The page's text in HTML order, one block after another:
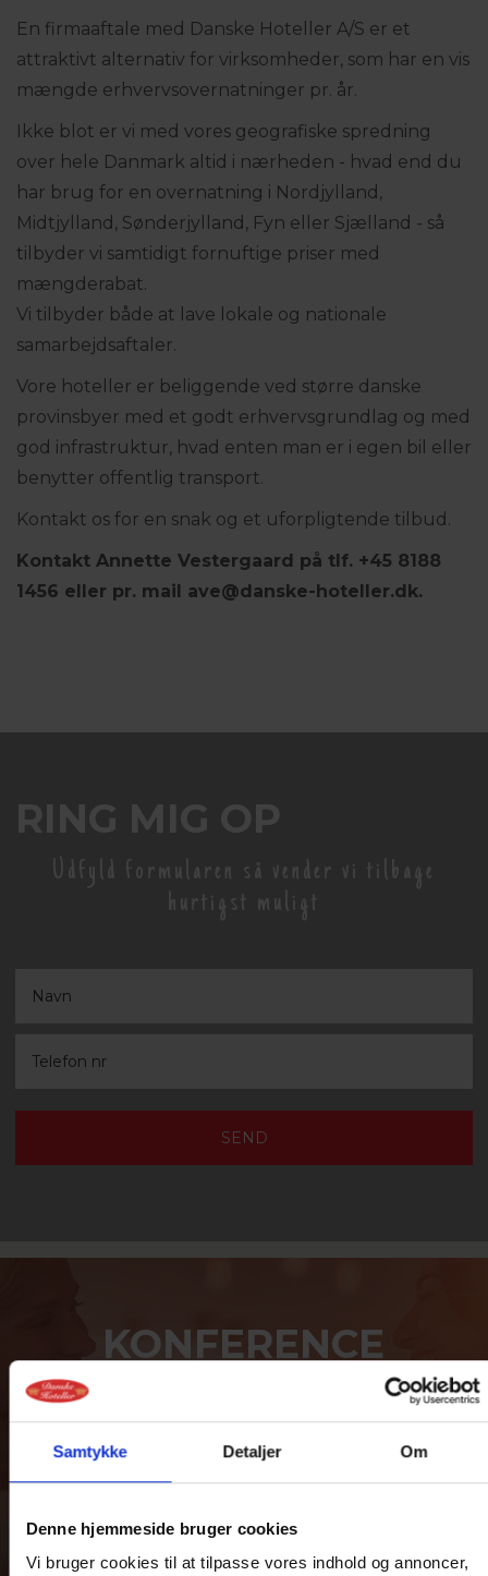
Samtykke Detaljer Om
Denne hjemmeside bruger cookies
Vi bruger cookies til at tilpasse vores indhold og annoncer,
En firmaaftale med Danske Hoteller A/S er et
attraktivt alternativ for virksomheder, som har en vis
mængde erhvervsovernatninger pr. år.
Ikke blot er vi med vores geografiske spredning
over hele Danmark altid i nærheden - hvad end du
har brug for en overnatning i Nordjylland,
Midtjylland, Sønderjylland, Fyn eller Sjælland - så
tilbyder vi samtidigt fornuftige priser med
mængderabat.
Vi tilbyder både at lave lokale og nationale
samarbejdsaftaler.
Vore hoteller er beliggende ved større danske
provinsbyer med et godt erhvervsgrundlag og med
god infrastruktur, hvad enten man er i egen bil eller
benytter offentlig transport.
Kontakt os for en snak og et uforpligtende tilbud.
Kontakt Annette Vestergaard på tlf. +45 8188
1456 eller pr. mail ave@danske-hoteller.dk.
RING MIG OP
Udfyld formularen så vender vi tilbage
hurtigst muligt
KONFERENCE
DET HELE
Kurser og konferencer hos
Se mere her